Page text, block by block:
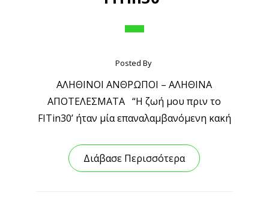
Posted By
ΑΛΗΘΙΝΟΙ ΑΝΘΡΩΠΟΙ – ΑΛΗΘΙΝΑ
ΑΠΟΤΕΛΕΣΜΑΤΑ “Η ζωή μου πριν το
FITin30’ ήταν μία επαναλαμβανόμενη κακή
Διάβασε Περισσότερα